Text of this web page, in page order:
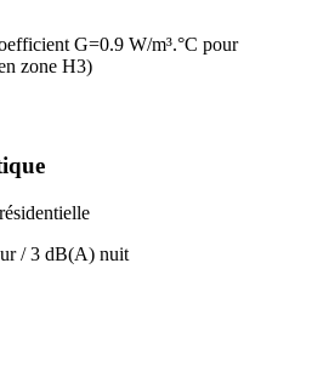
G=0.9 W/m³.°C pour
zone H3)
/3 dB(A) nuit